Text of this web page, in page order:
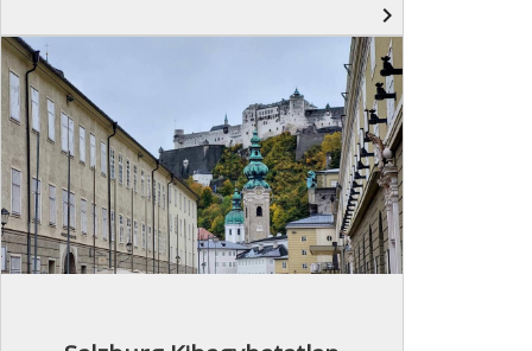
navigate_next